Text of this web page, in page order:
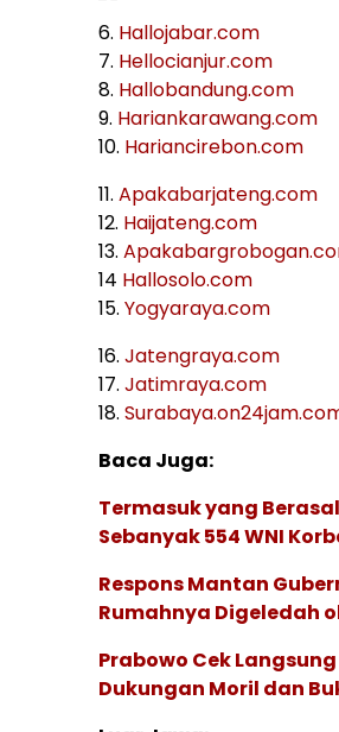
6. Hallojabar.com
7. Hellocianjur.com
8. Hallobandung.com
9. Hariankarawang.com
10. Hariancirebon.com
11. Apakabarjateng.com
12. Haijateng.com
13.
14 Hallosolo.com
15. Yogyaraya.com
16. Jatengraya.com
17. Jatimraya.com
18.
Baca Juga:
Termasuk yang
Sebanyak 554 WNI
Respons Mantan
Rumahnya Digeledah
Prabowo Cek
Dukungan Moril dan